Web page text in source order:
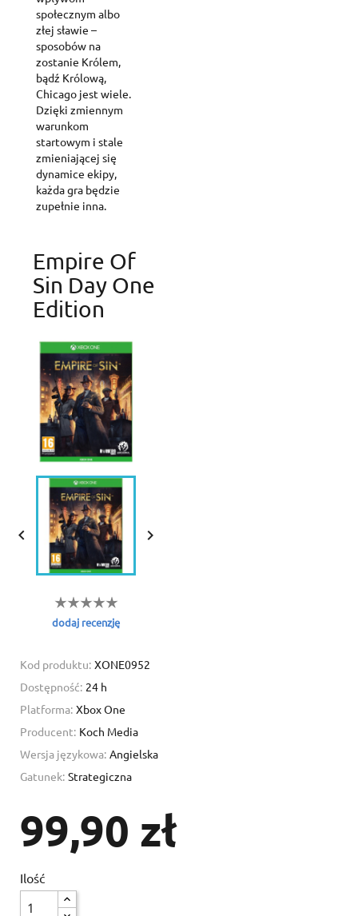
Add to wishlist
add_circle_outline Create new list
Create wishlist
Wishlist name
Sign in
You need to be logged in to save products in your wishlist.
społecznym albo
złej sławie –
sposobów na
zostanie Królem,
bądź Królową,
Chicago jest wiele.
Dzięki zmiennym
warunkom
startowym i stale
zmieniającej się
dynamice ekipy,
każda gra będzie
zupełnie inna.
Empire Of
Sin Day One
Edition
 
dodaj recenzję
Kod produktu: XONE0952
Dostępność: 24 h
Platforma: Xbox One
Producent: Koch Media
Wersja językowa: Angielska
Gatunek: Strategiczna
99,90 zł
Ilość